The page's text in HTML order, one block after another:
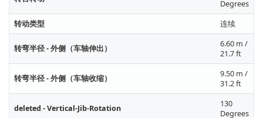
Degrees
转动类型
连续
转弯半径 - 外侧（车轴伸出）
6.60 m /
21.7 ft
转弯半径 - 外侧（车轴收缩）
9.50 m /
31.2 ft
deleted - Vertical-Jib-Rotation
130
Degrees